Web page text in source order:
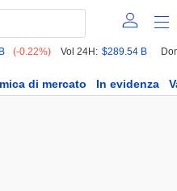
(-0.22%) Vol 24H: $289.54 B
di mercato In evidenza